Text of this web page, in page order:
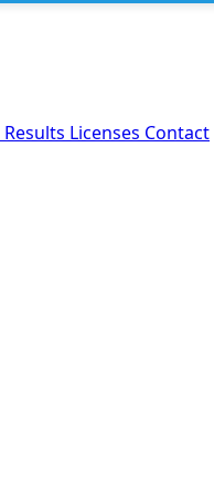
Results Licenses Contact